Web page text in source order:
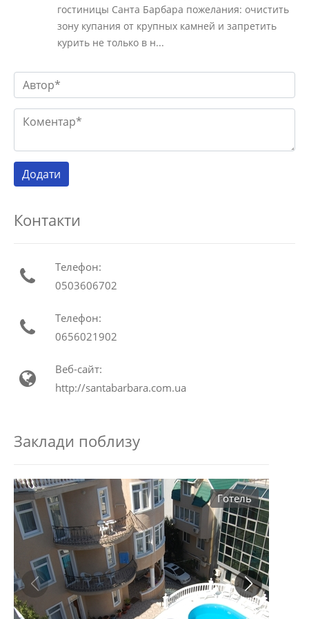
гостиницы Санта Барбара пожелания: очистить
зону купания от крупных камней и запретить
курить не только в н...
Контакти
Телефон:
0503606702
Телефон:
0656021902
Веб-сайт:
http://santabarbara.com.ua
Заклади поблизу
Готель